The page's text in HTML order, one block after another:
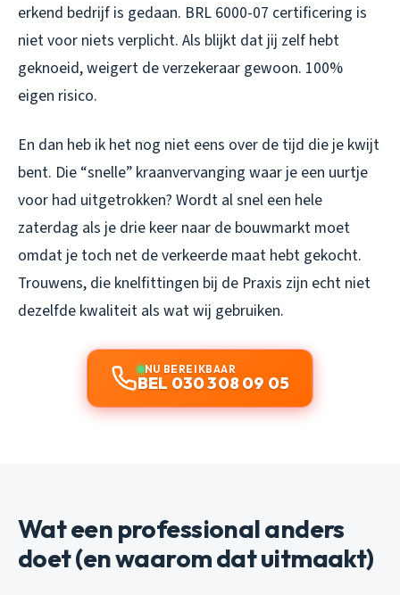
erkend bedrijf is gedaan. BRL 6000-07 certificering is
niet voor niets verplicht. Als blijkt dat jij zelf hebt
geknoeid, weigert de verzekeraar gewoon. 100%
eigen risico.
En dan heb ik het nog niet eens over de tijd die je kwijt
bent. Die “snelle” kraanvervanging waar je een uurtje
voor had uitgetrokken? Wordt al snel een hele
zaterdag als je drie keer naar de bouwmarkt moet
omdat je toch net de verkeerde maat hebt gekocht.
Trouwens, die knelfittingen bij de Praxis zijn echt niet
dezelfde kwaliteit als wat wij gebruiken.
NU BEREIKBAAR
BEL 030 308 09 05
Wat een professional anders
doet (en waarom dat uitmaakt)